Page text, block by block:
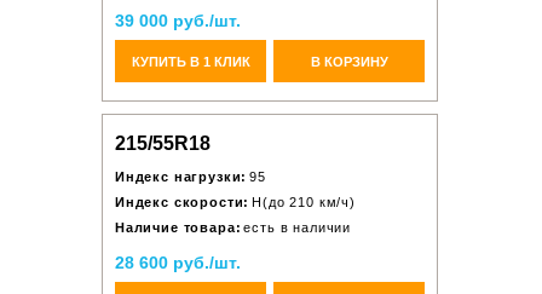
39 000 руб./шт.
КУПИТЬ В 1 КЛИК В КОРЗИНУ
215/55R18
Индекс нагрузки: 95
Индекс скорости: H(до 210 км/ч)
Наличие товара: есть в наличии
28 600 руб./шт.